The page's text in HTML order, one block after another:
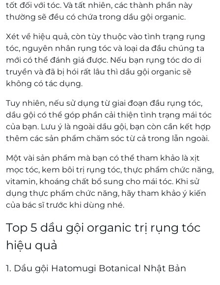
tốt đối với tóc. Và tất nhiên, các thành phần này
thường sẽ đều có chứa trong dầu gội organic.
Xét về hiệu quả, còn tùy thuộc vào tình trạng rụng
tóc, nguyên nhân rụng tóc và loại da đầu chúng ta
mới có thể đánh giá được. Nếu bạn rụng tóc do di
truyền và đã bị hói rất lâu thì dầu gội organic sẽ
không có tác dụng.
Tuy nhiên, nếu sử dụng từ giai đoạn đầu rụng tóc,
dầu gội có thể góp phần cải thiện tình trạng mái tóc
của bạn. Lưu ý là ngoài dầu gội, bạn còn cần kết hợp
thêm các sản phẩm chăm sóc từ cả trong lẫn ngoài.
Một vài sản phẩm mà bạn có thể tham khảo là xịt
mọc tóc, kem bôi trị rụng tóc, thực phẩm chức năng,
vitamin, khoáng chất bổ sung cho mái tóc. Khi sử
dụng thực phẩm chức năng, hãy tham khảo ý kiến
của bác sĩ trước khi dùng nhé.
Top 5 dầu gội organic trị rụng tóc
hiệu quả
1. Dầu gội Hatomugi Botanical Nhật Bản